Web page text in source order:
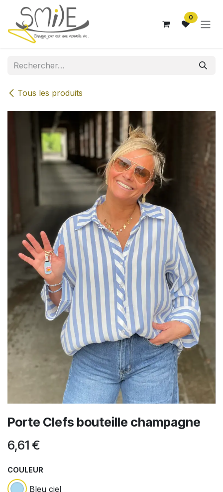
Se rendre au contenu
0
Tous les produits
Porte Clefs bouteille champagne
6,61 €
COULEUR
Bleu ciel